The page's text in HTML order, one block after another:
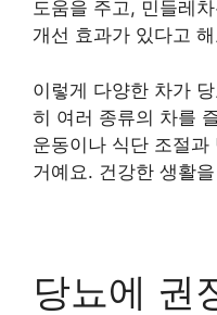
도움을 주고, 민들레
개선 효과가 있다고
이렇게 다양한 차가
히 여러 종류의 차를
운동이나 식단 조절
거예요. 건강한 생활
당뇨에 권